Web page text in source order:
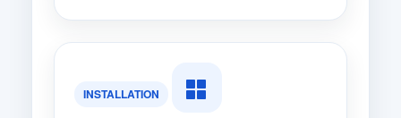
INSTALLATION